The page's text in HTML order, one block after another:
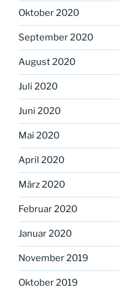
Oktober 2020
September 2020
August 2020
Juli 2020
Juni 2020
Mai 2020
April 2020
März 2020
Februar 2020
Januar 2020
November 2019
Oktober 2019